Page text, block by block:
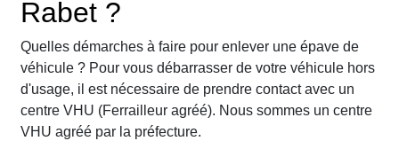
Rabet ?
Quelles démarches à faire pour enlever une épave de
véhicule ? Pour vous débarrasser de votre véhicule hors
d'usage, il est nécessaire de prendre contact avec un
centre VHU (Ferrailleur agréé). Nous sommes un centre
VHU agréé par la préfecture.